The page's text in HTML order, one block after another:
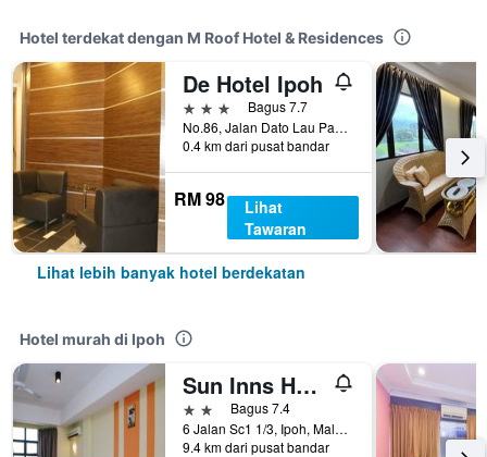
Hotel terdekat dengan M Roof Hotel & Residences
De Hotel Ipoh
3 bintangBagus 7.7
No.86, Jalan Dato Lau Pak Khuan, Ipoh, Malaysia
0.4 km dari pusat bandar
RM 98
Lihat
Tawaran
Lihat lebih banyak hotel berdekatan
Hotel murah di Ipoh
Sun Inns Hotel Sunway City Ipoh
2 bintangBagus 7.4
6 Jalan Sc1 1/3, Ipoh, Malaysia
9.4 km dari pusat bandar